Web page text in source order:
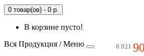
0 товар(ов) - 0 р.
В корзине пусто!
8 921
Вся Продукция / Меню